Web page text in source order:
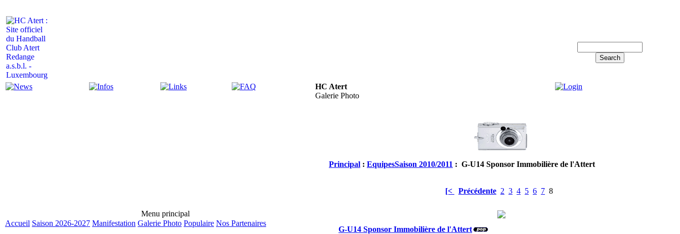
HC Atert
Galerie Photo
Menu principal
Accueil Saison 2026-2027 Manifestation Galerie Photo Populaire Nos Partenaires
Principal : EquipesSaison 2010/2011 : G-U14 Sponsor Immobilière de l'Attert
[< Précédente 2 3 4 5 6 7 8
G-U14 Sponsor Immobilière de l'Attert